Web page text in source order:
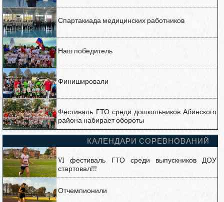
Спартакиада медицинских работников
Наш победитель
Финишировали
Фестиваль ГТО среди дошкольников Абинского
района набирает обороты
КАЛЕНДАРИ СОРЕВНОВАНИЙ
VI фестиваль ГТО среди выпускников ДОУ
стартовал!!!
Отчемпионили